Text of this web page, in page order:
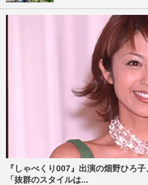
『しゃべくり007』出演の畑野ひろ
「抜群のスタイルは...